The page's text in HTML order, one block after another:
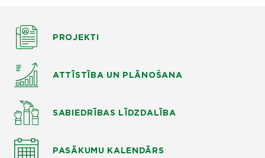
PROJEKTI
ATTĪSTĪBA UN PLĀNOŠANA
SABIEDRĪBAS LĪDZDALĪBA
PASĀKUMU KALENDĀRS